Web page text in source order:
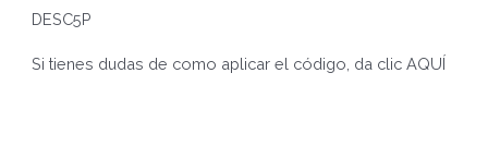
DESC5P
Si tienes dudas de como aplicar el código, da clicAQUÍ